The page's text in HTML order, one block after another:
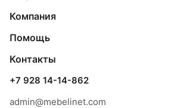
Компания
Помощь
Контакты
+7 928 14-14-862
admin@mebelinet.com